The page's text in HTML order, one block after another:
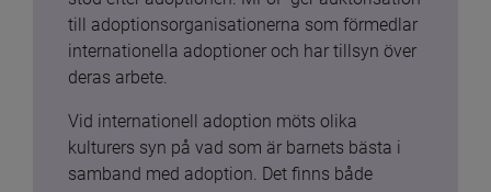
till adoptionsorganisationerna som förmedlar
internationella adoptioner och har tillsyn över
deras arbete.
Vid internationell adoption möts olika
kulturers syn på vad som är barnets bästa i
samband med adoption. Det finns både